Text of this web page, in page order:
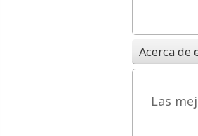
Acerca de
Las